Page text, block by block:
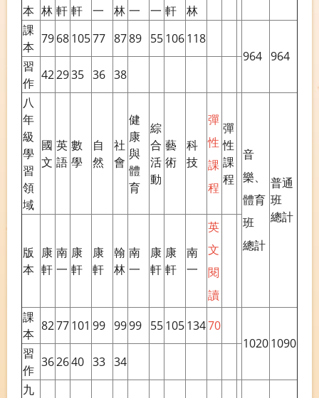
本 林 軒 軒
一
林 一
一 軒
林
課
本
796810577 8789 55106118
964 964
習
作
422935 36 38
八
年
級
學
習
領
域
國
文
英
語
數
學
自
然
社
會
健
康
與
體
育
綜
合
活
動
藝
術
科
技
彈
性
課
程
彈
性
課
程
音
樂、
體育
班
總計
普通
班
總計
版
本
康
軒
南
一
康
軒
康
軒
翰
林
南
一
康
軒
康
軒
南
一
英
文
閱
讀
課
本
8277101 99 9999 5510513470
10201090
習
作
362640 33 34
九